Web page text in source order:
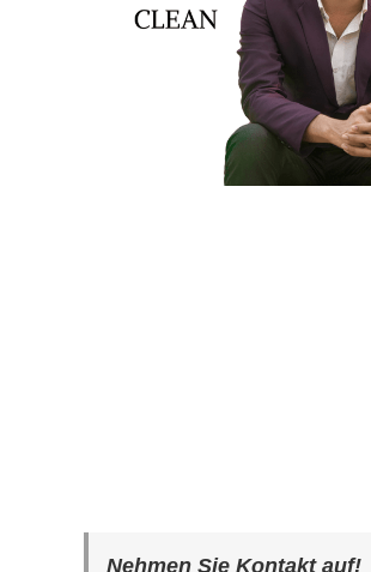
Nehmen Sie Kontakt auf!